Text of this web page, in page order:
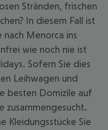
Stränden, frischen
In diesem Fall ist
nach Menorca ins
wie noch nie ist
Sofern Sie dies
Leihwagen und
besten Domizile auf
zusammengesucht.
Kleidungsstücke Sie